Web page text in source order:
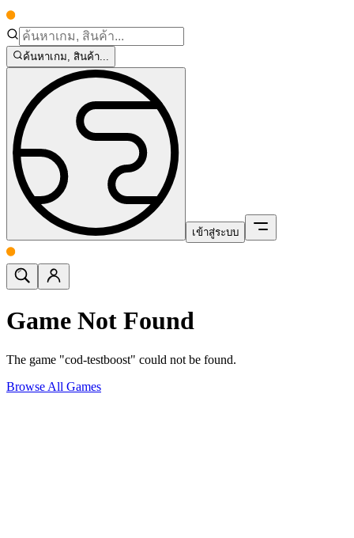
ค้นหาเกม, สินค้า...
เข้าสู่ระบบ
Game Not Found
The game "cod-testboost" could not be found.
Browse All Games